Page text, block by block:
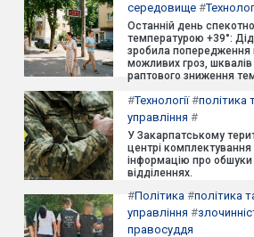
середовище #
Останній день
температурою +39°:
зробила
можливих гроз,
раптового зниження
#Технології#політика
управління #
У Закарпатському
центрі
інформацію про обшуки
відділеннях.
#Політика #політика
управління #
правосуддя